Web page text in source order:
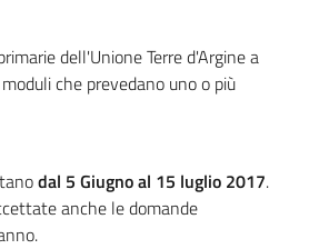
dell'Unione Terre d'Argine a
che prevedano uno o più
dal 5 Giugno al 15 luglio 2017.
anche le domande